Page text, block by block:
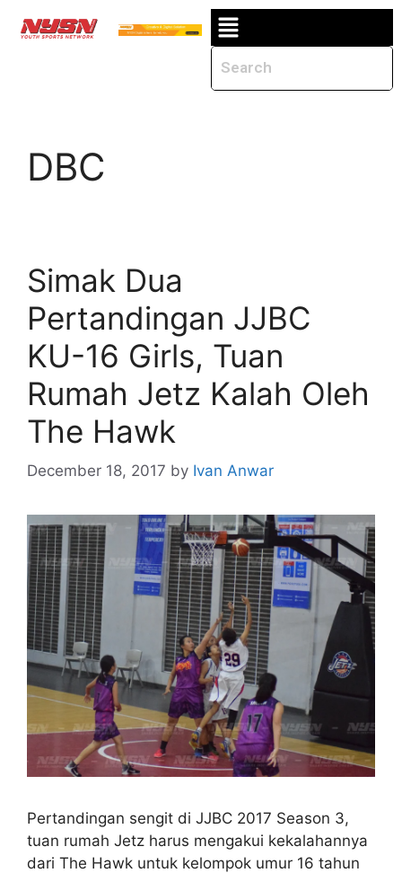
DBC
Simak Dua
Pertandingan JJBC
KU-16 Girls, Tuan
Rumah Jetz Kalah Oleh
The Hawk
December 18, 2017 by Ivan Anwar
Pertandingan sengit di JJBC 2017 Season 3,
tuan rumah Jetz harus mengakui kekalahannya
dari The Hawk untuk kelompok umur 16 tahun